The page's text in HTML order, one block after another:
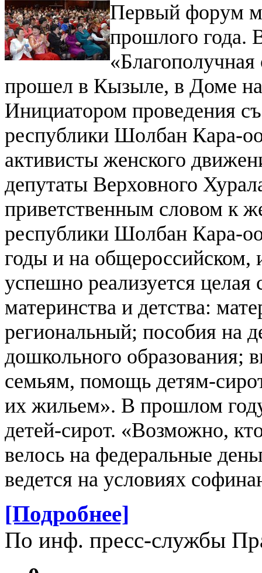
Первый форум
прошлого года.
прошел в Кызыле, в Доме
Инициатором проведения
республики Шолбан Кара-
активисты женского
депутаты Верховного
приветственным словом к
республики Шолбан Кара-
годы и на общероссийском,
успешно реализуется
материнства и детства:
региональный; пособия на
дошкольного
семьям, помощь детям-
их жильем». В прошлом
детей-сирот. «Возможно,
велось на федеральные
ведется на условиях
[Подробнее]
По инф. пресс-службы